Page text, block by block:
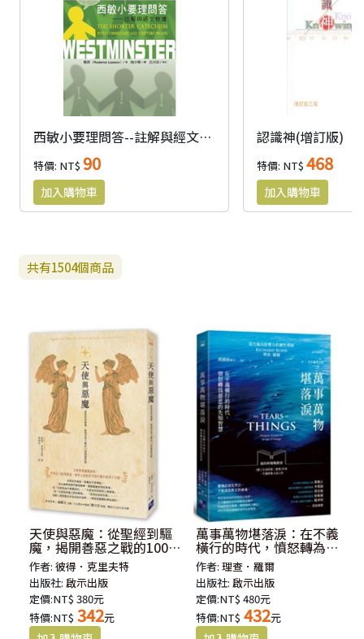
西敏小要理問答--註解與經文根據(原名:要理問答)
特價: NT$90
認識神(增訂版)
特價: NT$468
共有1504個商品
天使與惡魔：從聖經到驅
魔，揭開善惡之戰的100個
關鍵問題
作者:彼得．克里夫特
出版社:啟示出版
定價:NT$ 380元
特價:NT$ 342元
萬事萬物堪落淚：在不義
橫行的時代，憤怒轉為慈
悲的先知智慧
作者:理查．羅爾
出版社:啟示出版
定價:NT$ 480元
特價:NT$ 432元